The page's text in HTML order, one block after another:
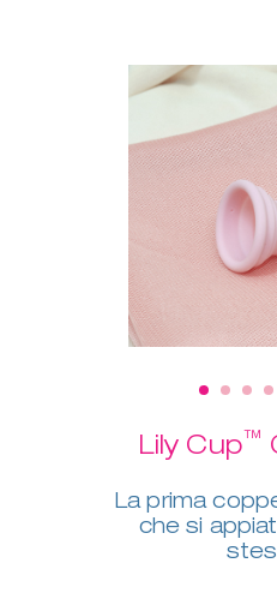
Lily Cup™
La prima
che si